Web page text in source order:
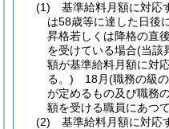
(1)
基準給料月額に対応
は58歳等に達した日後
昇格若しくは降格の直
を受けている場合(当該
額が基準給料月額に対
る。) 18月(職務の級
が定めるもの及び職務
額を受ける職員にあつ
(2)
基準給料月額に対応